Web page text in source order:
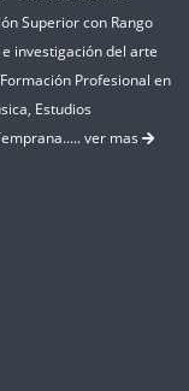
Superior con Rango
investigación del arte
Profesional en
Estudios
ver mas